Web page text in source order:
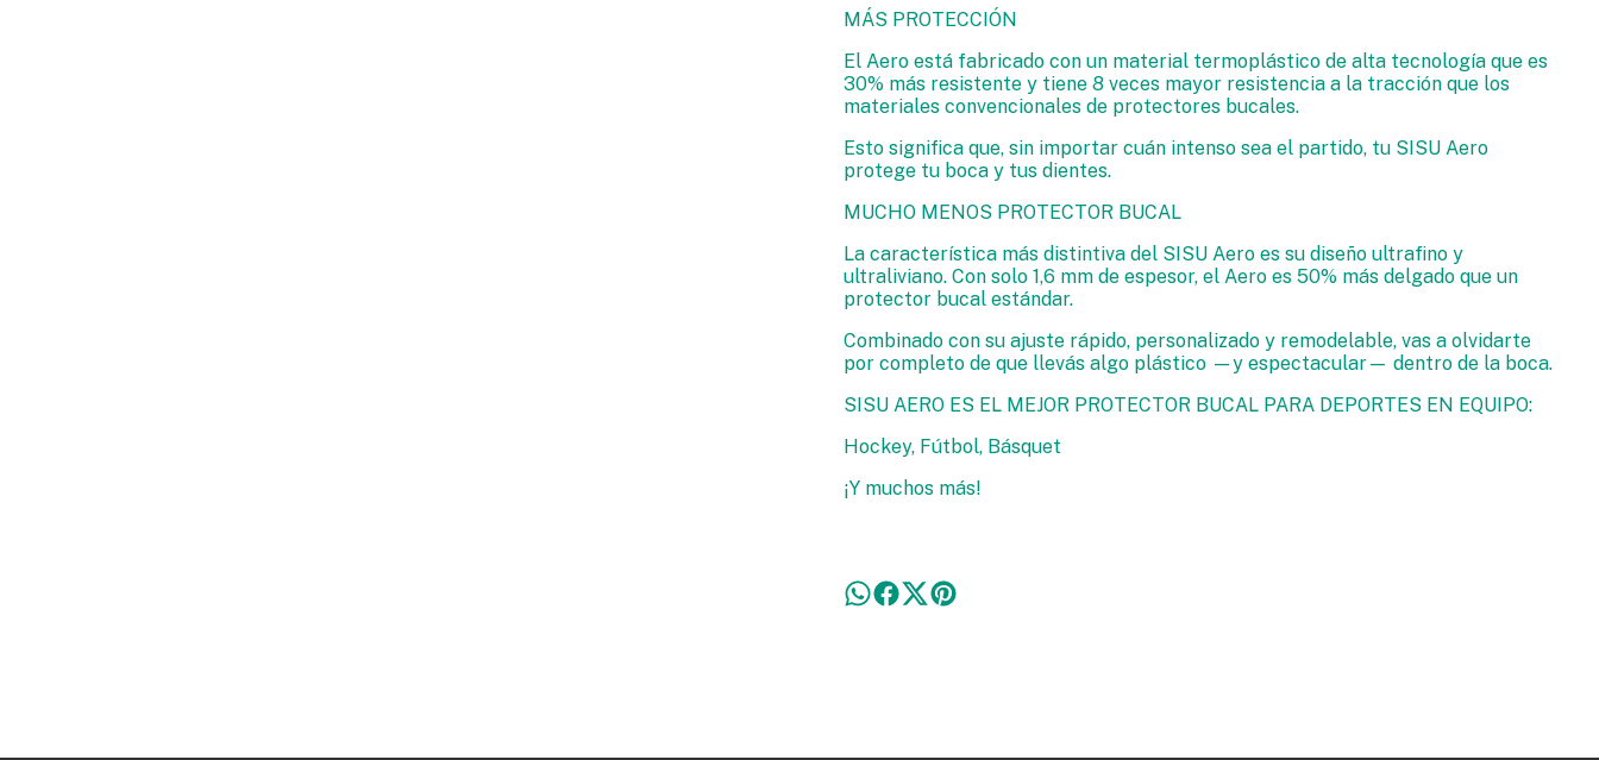
MÁS PROTECCIÓN
El Aero está fabricado con un material termoplástico de alta tecnología que es
30% más resistente y tiene 8 veces mayor resistencia a la tracción que los
materiales convencionales de protectores bucales.
Esto significa que, sin importar cuán intenso sea el partido, tu SISU Aero
protege tu boca y tus dientes.
MUCHO MENOS PROTECTOR BUCAL
La característica más distintiva del SISU Aero es su diseño ultrafino y
ultraliviano. Con solo 1,6 mm de espesor, el Aero es 50% más delgado que un
protector bucal estándar.
Combinado con su ajuste rápido, personalizado y remodelable, vas a olvidarte
por completo de que llevás algo plástico —y espectacular— dentro de la boca.
SISU AERO ES EL MEJOR PROTECTOR BUCAL PARA DEPORTES EN EQUIPO:
Hockey, Fútbol, Básquet
¡Y muchos más!